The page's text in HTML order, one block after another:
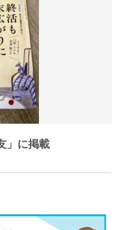
」に掲載